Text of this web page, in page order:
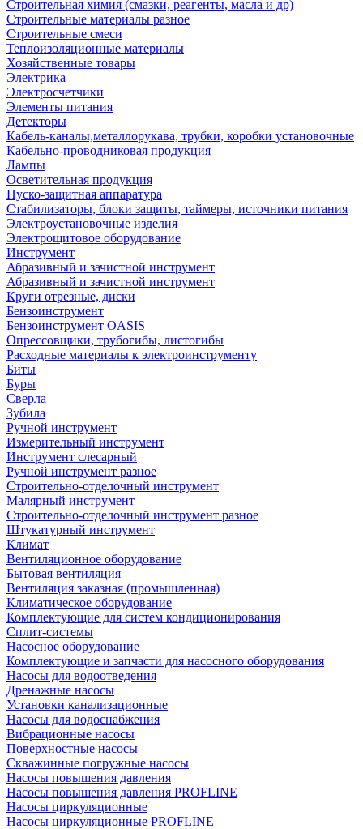
Строительная химия (смазки, реагенты, масла и др)
Строительные материалы разное
Строительные смеси
Теплоизоляционные материалы
Хозяйственные товары
Электрика
Электросчетчики
Элементы питания
Детекторы
Кабель-каналы,металлорукава, трубки, коробки установочные
Кабельно-проводниковая продукция
Лампы
Осветительная продукция
Пуско-защитная аппаратура
Стабилизаторы, блоки защиты, таймеры, источники питания
Электроустановочные изделия
Электрощитовое оборудование
Инструмент
Абразивный и зачистной инструмент
Абразивный и зачистной инструмент
Круги отрезные, диски
Бензоинструмент
Бензоинструмент OASIS
Опрессовщики, трубогибы, листогибы
Расходные материалы к электроинструменту
Биты
Буры
Сверла
Зубила
Ручной инструмент
Измерительный инструмент
Инструмент слесарный
Ручной инструмент разное
Строительно-отделочный инструмент
Малярный инструмент
Строительно-отделочный инструмент разное
Штукатурный инструмент
Климат
Вентиляционное оборудование
Бытовая вентиляция
Вентиляция заказная (промышленная)
Климатическое оборудование
Комплектующие для систем кондиционирования
Сплит-системы
Насосное оборудование
Комплектующие и запчасти для насосного оборудования
Насосы для водоотведения
Дренажные насосы
Установки канализационные
Насосы для водоснабжения
Вибрационные насосы
Поверхностные насосы
Скважинные погружные насосы
Насосы повышения давления
Насосы повышения давления PROFLINE
Насосы циркуляционные
Насосы циркуляционные PROFLINE